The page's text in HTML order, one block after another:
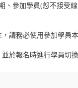
、參加學員(恕不接受
請務必使用參加學員
於報名時進行學員切